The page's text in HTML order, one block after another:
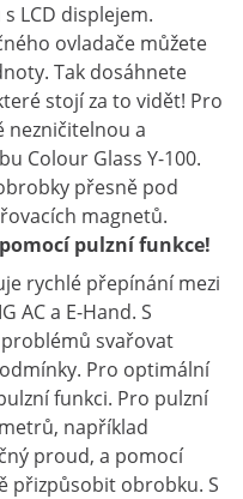
LCD displejem.
ovladače můžete
Tak dosáhnete
stojí za to vidět! Pro
nezničitelnou a
Colour Glass Y-100.
přesně pod
magnetů.
pomocí pulzní funkce!
rychlé přepínání mezi
AC a E-Hand. S
svařovat
Pro optimální
funkci. Pro pulzní
například
proud, a pomocí
přizpůsobit obrobku. S